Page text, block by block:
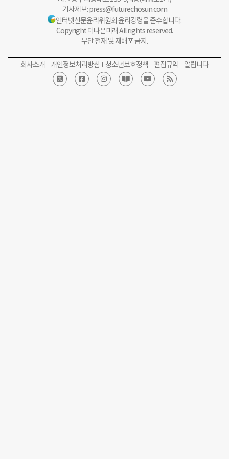
기사제보:press@futurechosun.com
인터넷신문윤리위원회 윤리강령을 준수합니다.
Copyright 더나은미래 All rights reserved.
무단 전재 및 재배포 금지.
회사소개 개인정보처리방침 청소년보호정책 편집규약 알립니다